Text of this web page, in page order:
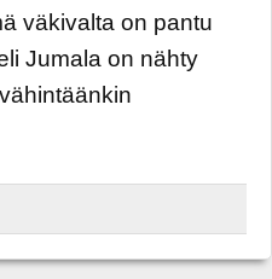
väkivalta on pantu
Jumala on nähty